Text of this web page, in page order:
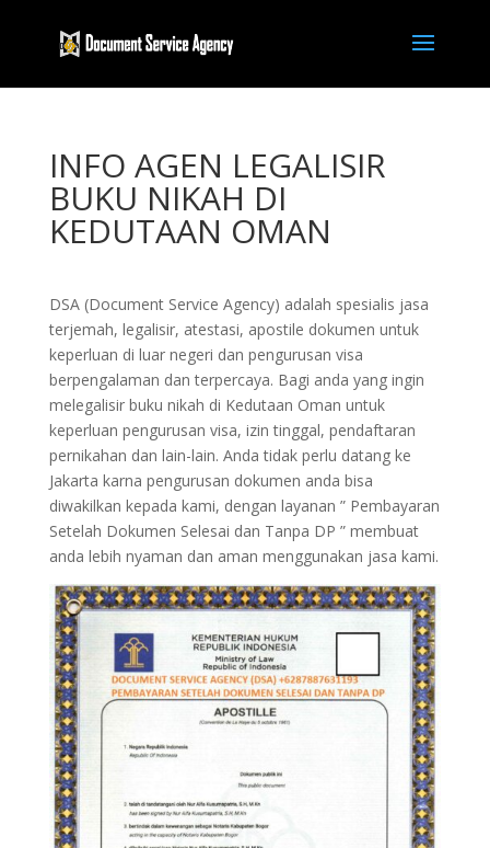
INFO AGEN LEGALISIR
BUKU NIKAH DI
KEDUTAAN OMAN
DSA (Document Service Agency) adalah spesialis jasa
terjemah, legalisir, atestasi, apostile dokumen untuk
keperluan di luar negeri dan pengurusan visa
berpengalaman dan terpercaya. Bagi anda yang ingin
melegalisir buku nikah di Kedutaan Oman untuk
keperluan pengurusan visa, izin tinggal, pendaftaran
pernikahan dan lain-lain. Anda tidak perlu datang ke
Jakarta karna pengurusan dokumen anda bisa
diwakilkan kepada kami, dengan layanan ” Pembayaran
Setelah Dokumen Selesai dan Tanpa DP ” membuat
anda lebih nyaman dan aman menggunakan jasa kami.